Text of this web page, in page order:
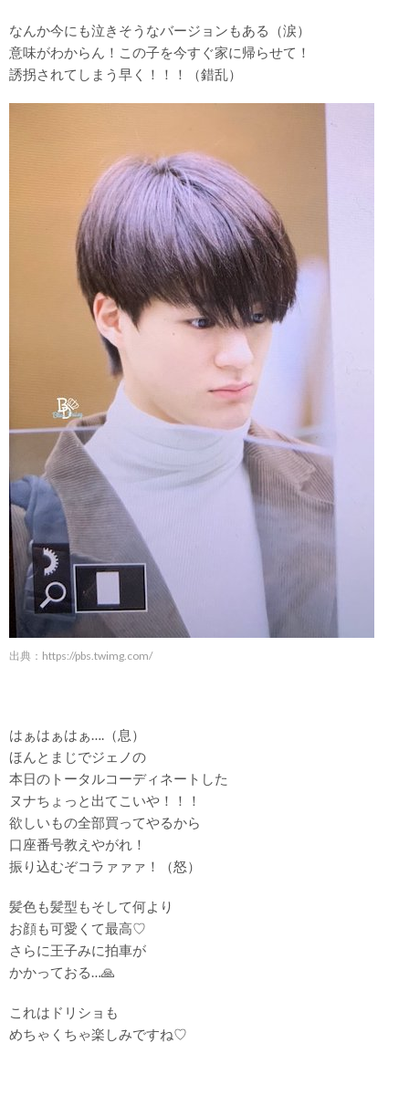
なんか今にも泣きそうなバージョンもある（涙）
意味がわからん！この子を今すぐ家に帰らせて！
誘拐されてしまう早く！！！（錯乱）
出典： https://pbs.twimg.com/
はぁはぁはぁ….（息）
ほんとまじでジェノの
本日のトータルコーディネートした
ヌナちょっと出てこいや！！！
欲しいもの全部買ってやるから
口座番号教えやがれ！
振り込むぞコラァァァ！（怒）
髪色も髪型もそして何より
お顔も可愛くて最高♡
さらに王子みに拍車が
かかっておる…🙏
これはドリショも
めちゃくちゃ楽しみですね♡